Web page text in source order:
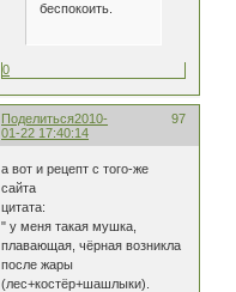
беспокоить.
0
Поделиться 97
2010-
01-22 17:40:14
а вот и рецепт с того-же
сайта
цитата:
" у меня такая мушка,
плавающая, чёрная возникла
после жары
(лес+костёр+шашлыки).